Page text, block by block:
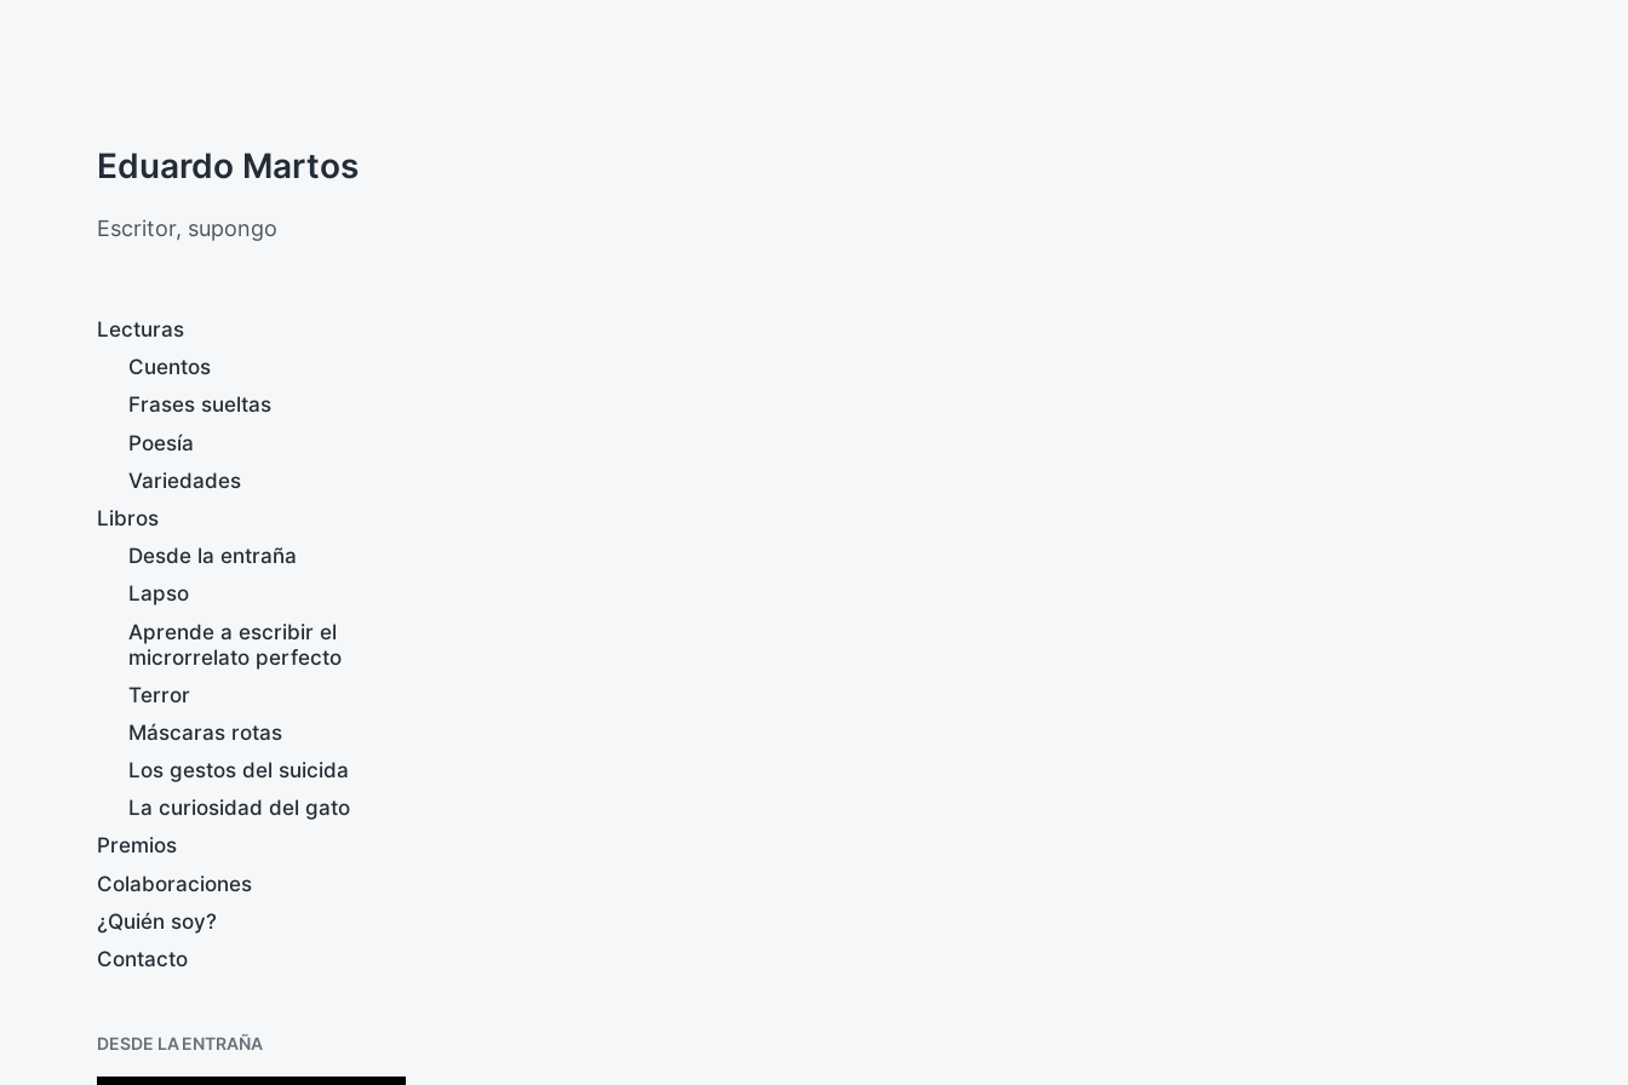
Eduardo Martos
Escritor, supongo
Lecturas
Cuentos
Frases sueltas
Poesía
Variedades
Libros
Desde la entraña
Lapso
Aprende a escribir el
microrrelato perfecto
Terror
Máscaras rotas
Los gestos del suicida
La curiosidad del gato
Premios
Colaboraciones
¿Quién soy?
Contacto
DESDE LA ENTRAÑA